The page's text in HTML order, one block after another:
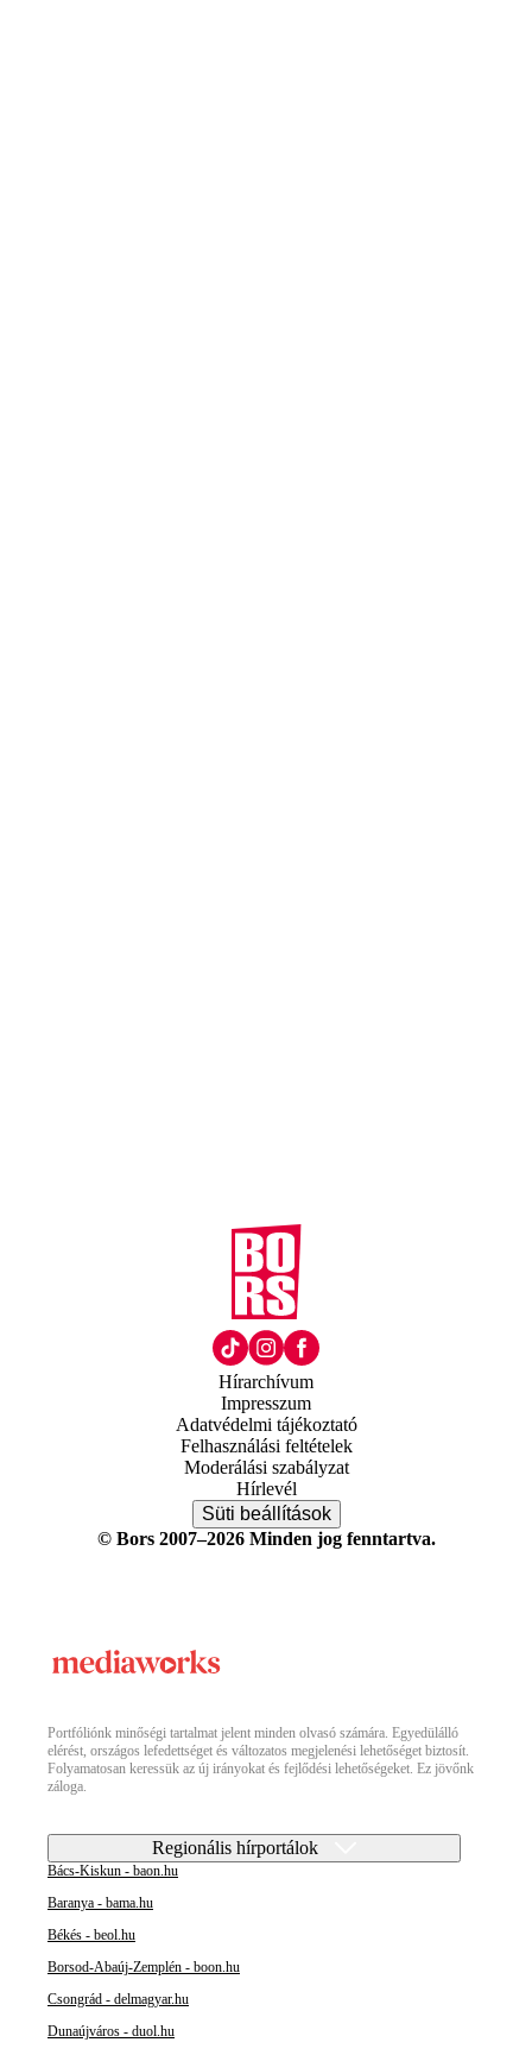
Hírarchívum
Impresszum
Adatvédelmi tájékoztató
Felhasználási feltételek
Moderálási szabályzat
Hírlevél
Süti beállítások
© Bors 2007–2026 Minden jog fenntartva.
Portfóliónk minőségi tartalmat jelent minden olvasó számára. Egyedülálló
elérést, országos lefedettséget és változatos megjelenési lehetőséget biztosít.
Folyamatosan keressük az új irányokat és fejlődési lehetőségeket. Ez jövőnk
záloga.
Regionális hírportálok
Bács-Kiskun - baon.hu
Baranya - bama.hu
Békés - beol.hu
Borsod-Abaúj-Zemplén - boon.hu
Csongrád - delmagyar.hu
Dunaújváros - duol.hu